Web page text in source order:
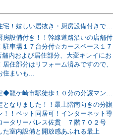
売店舗付住宅！嬉しい居抜き・厨房設備付きです！
房設備付き！！幹線道路沿いの店舗付
駐車場１７台分付☆カースペース１７
舗内および居住部分、大変キレイにお
居住部分はリフォーム済みですので、
住まいも...
◆契約予定◆龍ケ崎市駅徒歩１０分の分譲マンション！
なりました！！最上階南向きの分譲
！！ペット同居可！インターネット導
ータリーパレス佐貫 ７階７０２号
室内設備と開放感あふれる最上